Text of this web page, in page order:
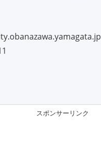
スポンサーリンク